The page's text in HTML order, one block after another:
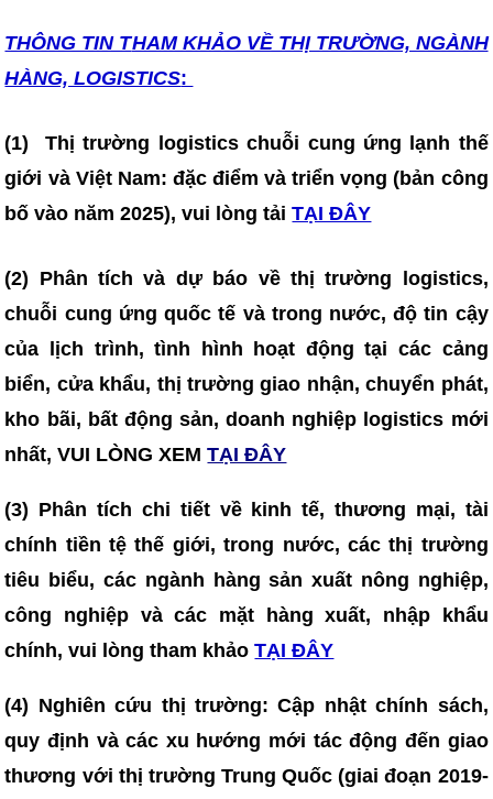
THÔNG TIN THAM KHẢO VỀ THỊ TRƯỜNG, NGÀNH
HÀNG, LOGISTICS:
(1)Thị trường logistics chuỗi cung ứng lạnh thế
giới và Việt Nam: đặc điểm và triển vọng (bản công
bố vào năm 2025), vui lòng tảiTẠI ĐÂY
(2) Phân tích và dự báo về thị trường logistics,
chuỗi cung ứng quốc tế và trong nước, độ tin cậy
của lịch trình, tình hình hoạt động tại các cảng
biển, cửa khẩu, thị trường giao nhận, chuyển phát,
kho bãi, bất động sản, doanh nghiệp logistics mới
nhất, VUI LÒNG XEM TẠI ĐÂY
(3) Phân tích chi tiết về kinh tế, thương mại, tài
chính tiền tệ thế giới, trong nước, các thị trường
tiêu biểu, các ngành hàng sản xuất nông nghiệp,
công nghiệp và các mặt hàng xuất, nhập khẩu
chính, vui lòng tham khảo TẠI ĐÂY
(4) Nghiên cứu thị trường: Cập nhật chính sách,
quy định và các xu hướng mới tác động đến giao
thương với thị trường Trung Quốc (giai đoạn 2019-